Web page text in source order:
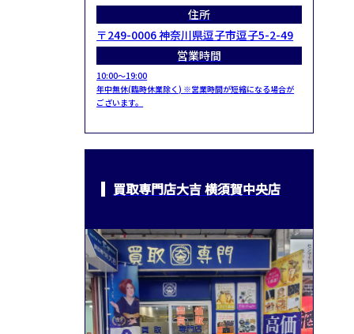
住所
〒249-0006 神奈川県逗子市逗子5-2-49
営業時間
10:00～19:00
年中無休(臨時休業除く) ※営業時間が短縮になる場合が
ございます。
買取専門店大吉 横須賀中央店